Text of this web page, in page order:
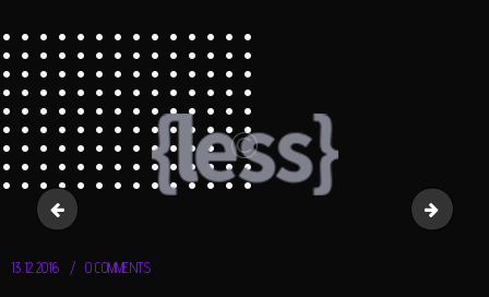
brands3 brands5
13.12.2016 0 COMMENTS